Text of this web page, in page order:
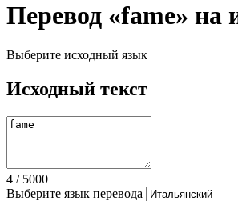
Перевод «fame» на
Выберите исходный язык
Исходный текст
4 / 5000
Выберите язык перевода